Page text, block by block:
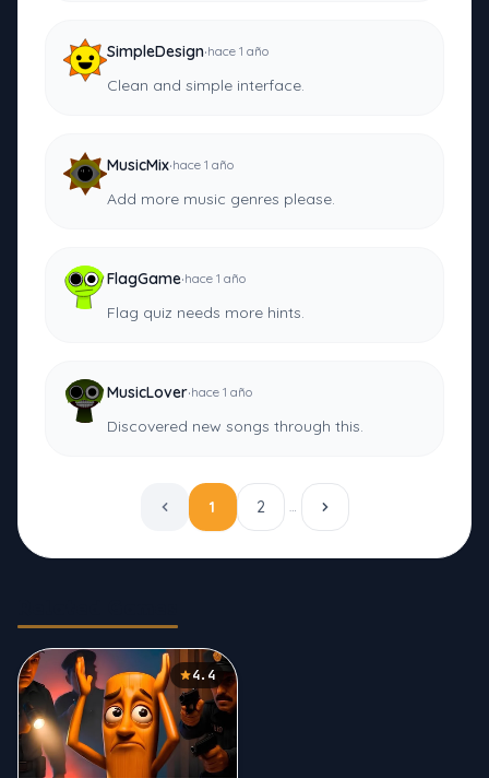
SimpleDesign·hace 1 año
Clean and simple interface.
MusicMix·hace 1 año
Add more music genres please.
FlagGame·hace 1 año
Flag quiz needs more hints.
MusicLover·hace 1 año
Discovered new songs through this.
1 2 …
4.4